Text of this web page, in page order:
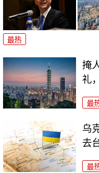
最热
掩
礼
最
乌
去
最